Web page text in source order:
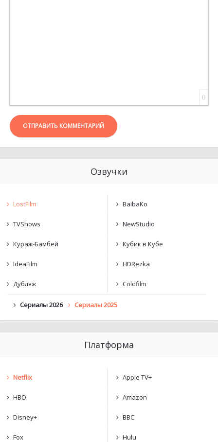
0
ОТПРАВИТЬ КОММЕНТАРИЙ
Озвучки
LostFilm BaibaKo
TVShows NewStudio
Кураж-Бамбей Кубик в Кубе
IdeaFilm HDRezka
Дубляж Coldfilm
Сериалы 2026 Сериалы 2025
Платформа
Netflix Apple TV+
HBO Amazon
Disney+ BBC
Fox Hulu